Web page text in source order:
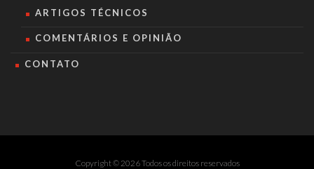
ARTIGOS TÉCNICOS
COMENTÁRIOS E OPINIÃO
CONTATO
Copyright © 2026 Todos os direitos reservados